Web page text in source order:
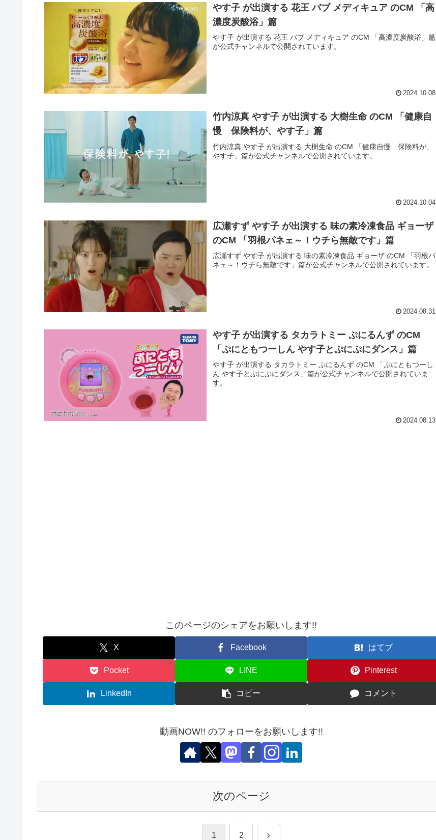
やす子 が出演する 花王 バブ メディキュア のCM 「高
濃度炭酸浴」篇
やす子 が出演する 花王 バブ メディキュア のCM 「高濃度炭酸浴」篇
が公式チャンネルで公開されています。
2024.10.08
竹内涼真 やす子 が出演する 大樹生命 のCM 「健康自
慢 保険料が、やす子」篇
竹内涼真 やす子 が出演する 大樹生命 のCM 「健康自慢 保険料が、
やす子」篇が公式チャンネルで公開されています。
2024.10.04
広瀬すず やす子 が出演する 味の素冷凍食品 ギョーザ
のCM 「羽根パネェ～！ウチら無敵です」篇
広瀬すず やす子 が出演する 味の素冷凍食品 ギョーザ のCM 「羽根パ
ネェ～！ウチら無敵です」篇が公式チャンネルで公開されています。
2024.08.31
やす子 が出演する タカラトミー ぷにるんず のCM
「ぷにともつーしん やす子とぷにぷにダンス」篇
やす子 が出演する タカラトミー ぷにるんず のCM 「ぷにともつーし
ん やす子とぷにぷにダンス」篇が公式チャンネルで公開されていま
す。
2024.08.13
このページのシェアをお願いします!!
X Facebook はてブ
Pocket LINE Pinterest
LinkedIn コピー コメント
動画NOW!! のフォローをお願いします!!
次のページ
1 2 次